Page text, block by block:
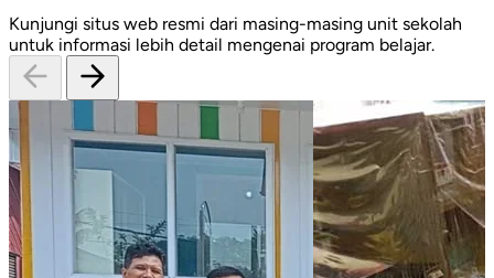
Kunjungi situs web resmi dari masing-masing unit sekolah
untuk informasi lebih detail mengenai program belajar.